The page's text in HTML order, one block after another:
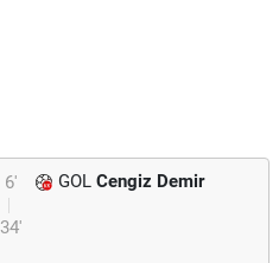
6' GOL Cengiz Demir
34'